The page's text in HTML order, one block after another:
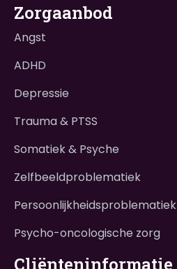
Zorgaanbod
Angst
ADHD
Depressie
Trauma & PTSS
Somatiek & Psyche
Zelfbeeldproblematiek
Persoonlijkheidsproblematiek
Psycho-oncologische zorg
Cliënteninformatie